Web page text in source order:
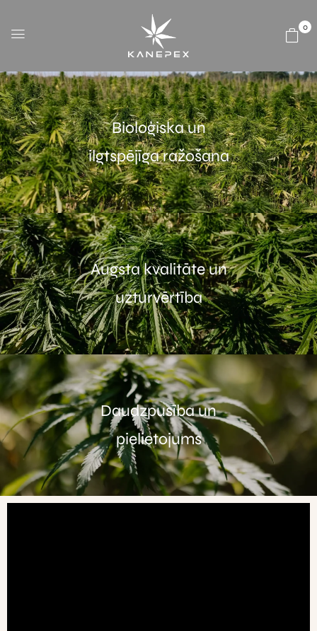
0
Bioloģiska un
ilgtspējīga ražošana
Augsta kvalitāte un
uzturvērtība
Daudzpusība un
pielietojums